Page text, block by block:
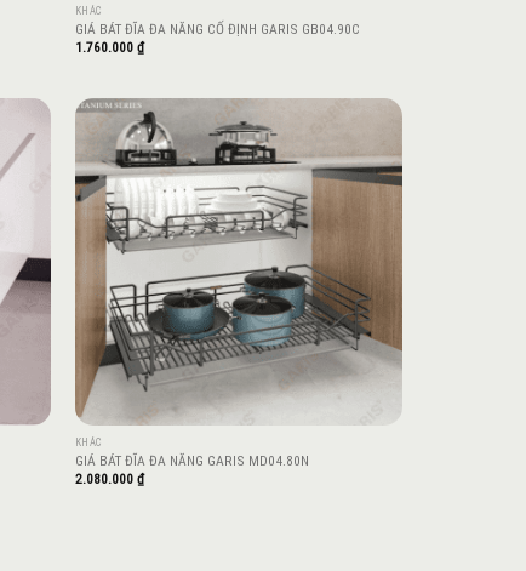
KHÁC
GIÁ BÁT ĐĨA ĐA NĂNG CỐ ĐỊNH GARIS GB04.90C
1.760.000 ₫
Add to
wishlist
wishlist
KHÁC
GIÁ BÁT ĐĨA ĐA NĂNG GARIS MD04.80N
2.080.000 ₫